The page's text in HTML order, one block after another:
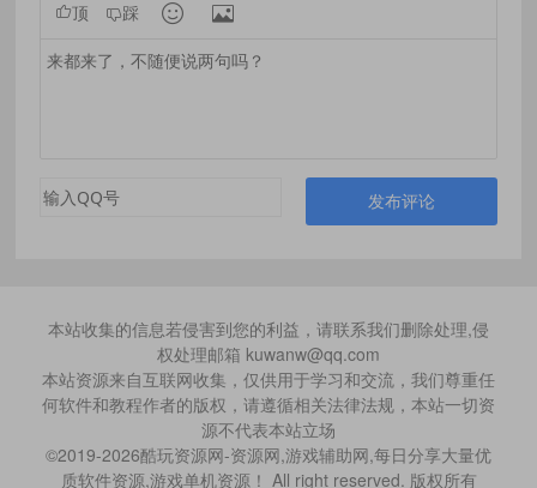
顶 踩  
发布评论
本站收集的信息若侵害到您的利益，请联系我们删除处理,侵
权处理邮箱 kuwanw@qq.com
本站资源来自互联网收集，仅供用于学习和交流，我们尊重任
何软件和教程作者的版权，请遵循相关法律法规，本站一切资
源不代表本站立场
©2019-2026酷玩资源网-资源网,游戏辅助网,每日分享大量优
质软件资源,游戏单机资源！ All right reserved. 版权所有